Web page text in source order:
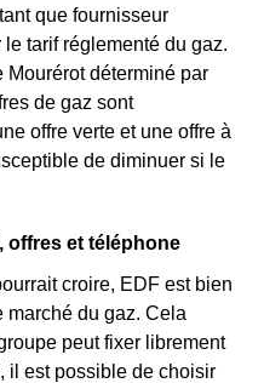
que fournisseur
tarif réglementé du gaz.
Mourérot déterminé par
de gaz sont
offre verte et une offre à
de diminuer si le
offres et téléphone
croire, EDF est bien
marché du gaz. Cela
peut fixer librement
il est possible de choisir